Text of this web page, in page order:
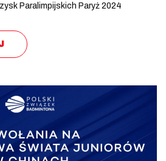
Paralimpijskich Paryż 2024